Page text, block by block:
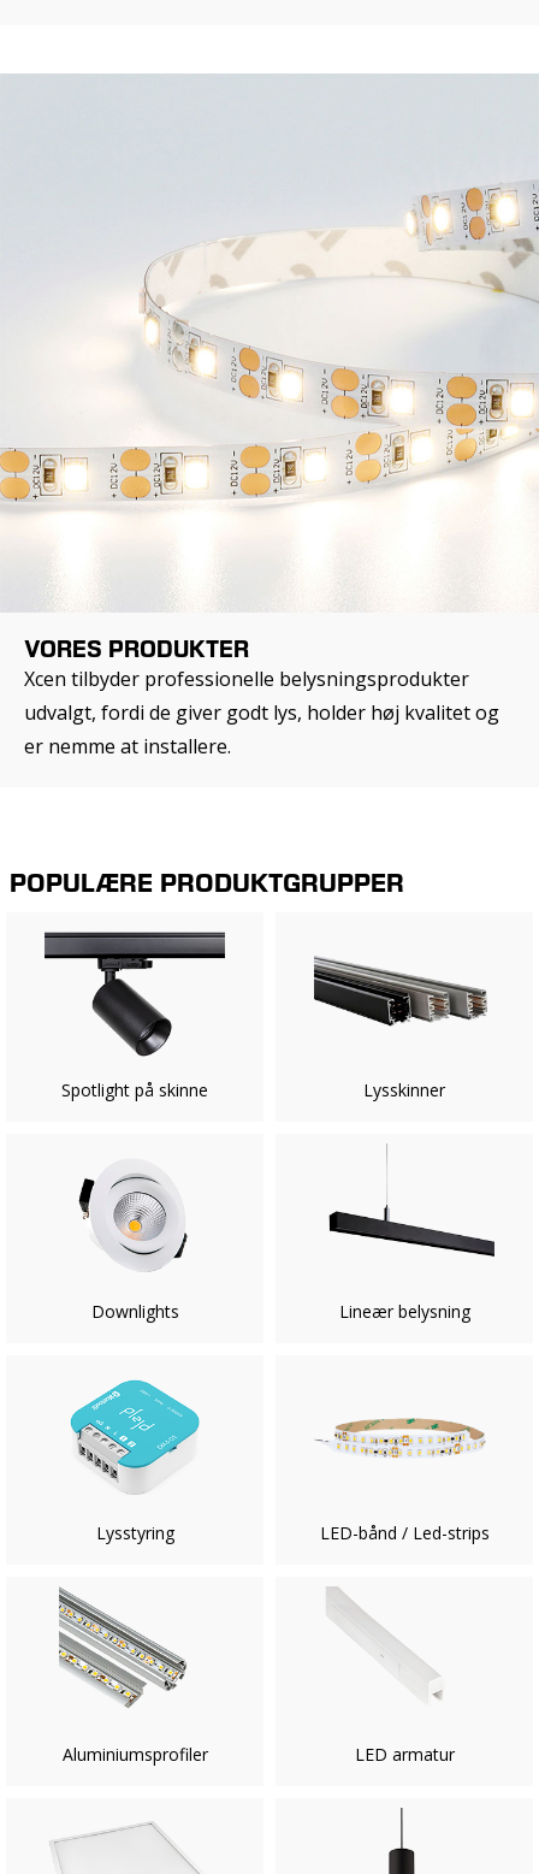
VORES PRODUKTER
Xcen tilbyder professionelle belysningsprodukter
udvalgt, fordi de giver godt lys, holder høj kvalitet og
er nemme at installere.
POPULÆRE PRODUKTGRUPPER
Spotlight på skinne Lysskinner
Downlights Lineær belysning
Lysstyring LED-bånd / Led-strips
Aluminiumsprofiler LED armatur